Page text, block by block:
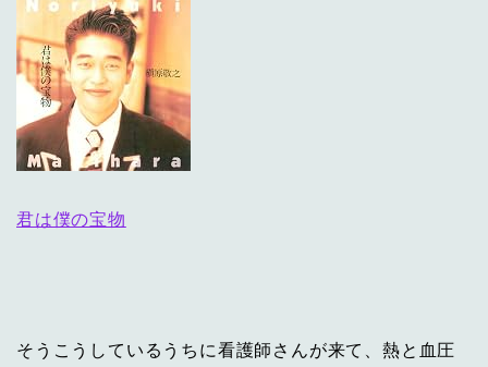
君は僕の宝物
そうこうしているうちに看護師さんが来て、熱と血圧